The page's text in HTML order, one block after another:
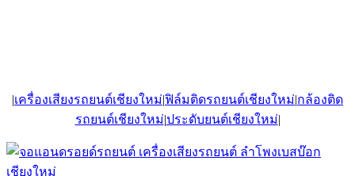
|เครื่องเสียงรถยนต์เชียงใหม่|ฟิล์มติดรถยนต์เชียงใหม่|กล้องติด
รถยนต์เชียงใหม่|ประดับยนต์เชียงใหม่|